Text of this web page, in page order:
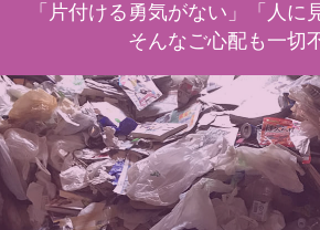
「片付ける勇気がない」「人に
そんなご心配も一切